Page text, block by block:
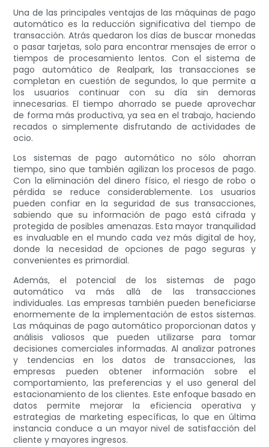
Una de las principales ventajas de las máquinas de pago
automático es la reducción significativa del tiempo de
transacción. Atrás quedaron los días de buscar monedas
o pasar tarjetas, solo para encontrar mensajes de error o
tiempos de procesamiento lentos. Con el sistema de
pago automático de Realpark, las transacciones se
completan en cuestión de segundos, lo que permite a
los usuarios continuar con su día sin demoras
innecesarias. El tiempo ahorrado se puede aprovechar
de forma más productiva, ya sea en el trabajo, haciendo
recados o simplemente disfrutando de actividades de
ocio.
Los sistemas de pago automático no sólo ahorran
tiempo, sino que también agilizan los procesos de pago.
Con la eliminación del dinero físico, el riesgo de robo o
pérdida se reduce considerablemente. Los usuarios
pueden confiar en la seguridad de sus transacciones,
sabiendo que su información de pago está cifrada y
protegida de posibles amenazas. Esta mayor tranquilidad
es invaluable en el mundo cada vez más digital de hoy,
donde la necesidad de opciones de pago seguras y
convenientes es primordial.
Además, el potencial de los sistemas de pago
automático va más allá de las transacciones
individuales. Las empresas también pueden beneficiarse
enormemente de la implementación de estos sistemas.
Las máquinas de pago automático proporcionan datos y
análisis valiosos que pueden utilizarse para tomar
decisiones comerciales informadas. Al analizar patrones
y tendencias en los datos de transacciones, las
empresas pueden obtener información sobre el
comportamiento, las preferencias y el uso general del
estacionamiento de los clientes. Este enfoque basado en
datos permite mejorar la eficiencia operativa y
estrategias de marketing específicas, lo que en última
instancia conduce a un mayor nivel de satisfacción del
cliente y mayores ingresos.